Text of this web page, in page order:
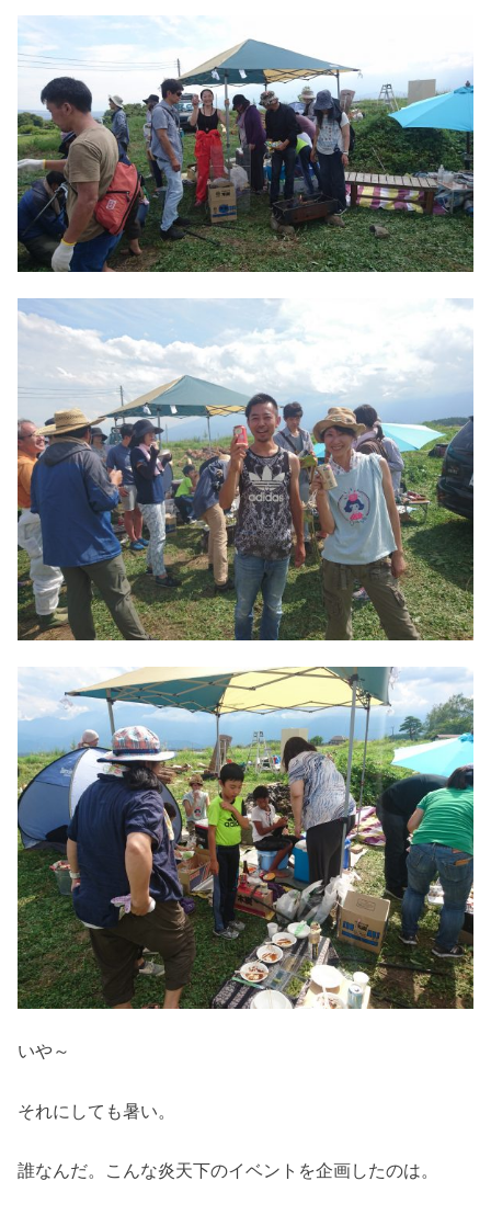
いや～
それにしても暑い。
誰なんだ。こんな炎天下のイベントを企画したのは。